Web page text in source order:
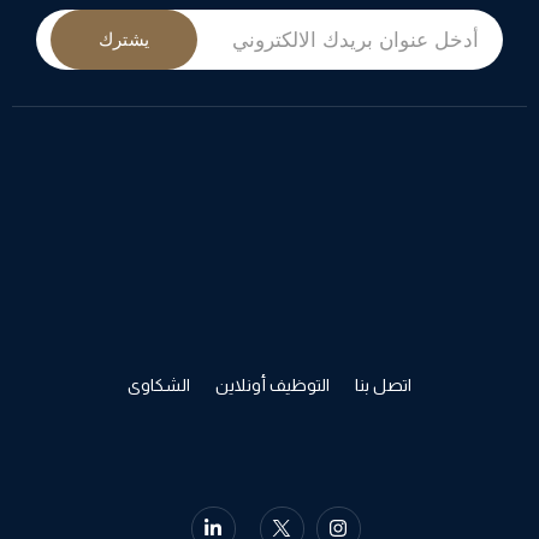
يشترك
اتصل بنا التوظيف أونلاين الشكاوى